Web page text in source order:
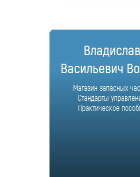
Владислав
Васильевич
Магазин запасных
Стандарты
Практическое